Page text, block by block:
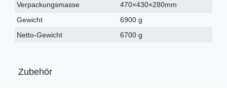
Verpackungsmasse
470×430×280mm
Gewicht
6900 g
Netto-Gewicht
6700 g
Zubehör